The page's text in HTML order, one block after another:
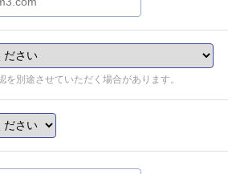
を別途させていただく場合があります。